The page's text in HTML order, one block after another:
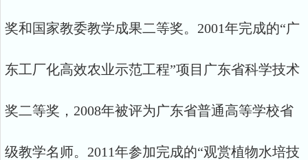
奖和国家教委教学成果二等奖。2001年完成的“广
东工厂化高效农业示范工程”项目广东省科学技术
奖二等奖，2008年被评为广东省普通高等学校省
级教学名师。2011年参加完成的“观赏植物水培技